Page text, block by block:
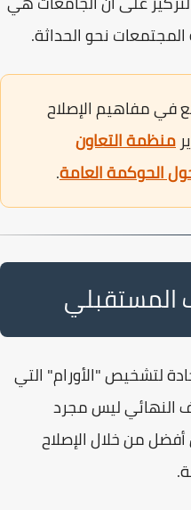
نحو الحداثة.
في مفاهيم الإصلاح
منظمة التعاون
.
المستقبلي
لتشخيص "الأورام" التي
النهائي ليس مجرد
من خلالالإصلاح